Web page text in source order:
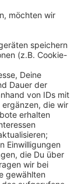
du unsere
Weiter